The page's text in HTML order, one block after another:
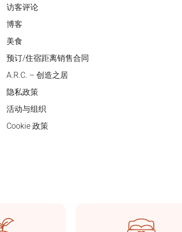
访客评论
博客
美食
预订/住宿距离销售合同
A.R.C. – 创造之居
隐私政策
活动与组织
Cookie 政策